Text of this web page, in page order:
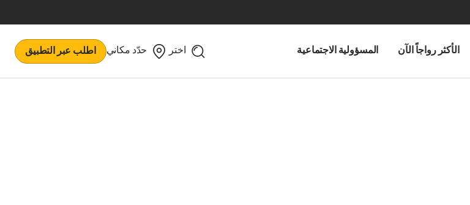
الأكثر رواجاً الآن المسؤولية الاجتماعية اختر حدّد مكاني اطلب عبر التطبيق